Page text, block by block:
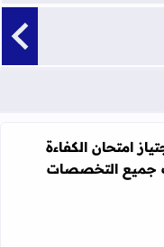
امتحان الكفاءة
امتحان الكفاءة
جميع التخصصات